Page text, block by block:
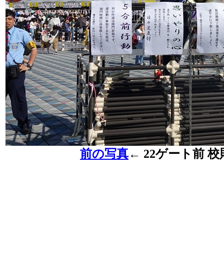
前の写真← 22ゲート前 校